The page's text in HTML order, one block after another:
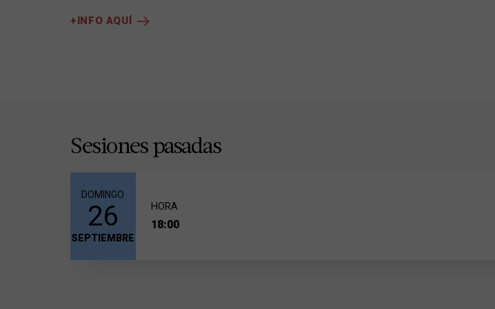
+INFO AQUÍ
Sesiones pasadas
DOMINGO
26
SEPTIEMBRE
HORA
18:00